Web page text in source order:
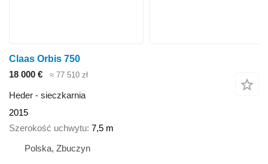
Claas Orbis 750
18 000 €
≈ 77 510 zł
Heder - sieczkarnia
2015
Szerokość uchwytu 7,5 m
Polska, Zbuczyn